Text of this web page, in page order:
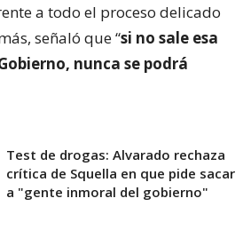
a todo el proceso delicado
señaló que “si no sale esa
nunca se podrá
Test de drogas: Alvarado rechaza
crítica de Squella en que pide sacar
a "gente inmoral del gobierno"